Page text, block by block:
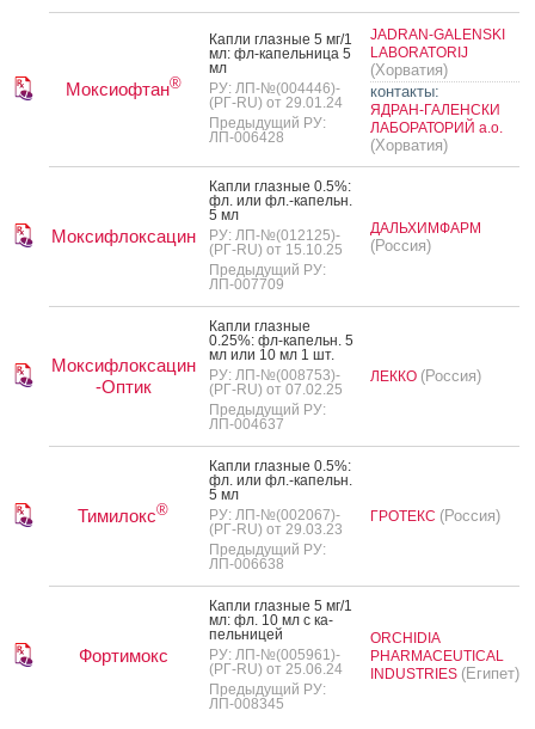
Моксиофтан®
Кап­ли глаз­ные 5 мг/1
мл: фл-ка­пель­ни­ца 5
мл
РУ: ЛП-№(004446)-
(РГ-RU) от 29.01.24
Предыдущий РУ:
ЛП-006428
JADRAN-GALENSKI
LABORATORIJ
(Хорватия)
контакты:
ЯДРАН-ГАЛЕНСКИ
ЛАБОРАТОРИЙ а.о.
(Хорватия)
Моксифлоксацин
Кап­ли глаз­ные 0.5%:
фл. или фл.-ка­пельн.
5 мл
РУ: ЛП-№(012125)-
(РГ-RU) от 15.10.25
Предыдущий РУ:
ЛП-007709
ДАЛЬХИМФАРМ
(Россия)
Моксифлоксацин
-Оптик
Кап­ли глаз­ные
0.25%: фл-ка­пельн. 5
мл или 10 мл 1 шт.
РУ: ЛП-№(008753)-
(РГ-RU) от 07.02.25
Предыдущий РУ:
ЛП-004637
ЛЕККО (Россия)
Тимилокс®
Кап­ли глаз­ные 0.5%:
фл. или фл.-ка­пельн.
5 мл
РУ: ЛП-№(002067)-
(РГ-RU) от 29.03.23
Предыдущий РУ:
ЛП-006638
ГРОТЕКС (Россия)
Фортимокс
Кап­ли глаз­ные 5 мг/1
мл: фл. 10 мл с ка­
пель­ни­цей
РУ: ЛП-№(005961)-
(РГ-RU) от 25.06.24
Предыдущий РУ:
ЛП-008345
ORCHIDIA
PHARMACEUTICAL
INDUSTRIES (Египет)